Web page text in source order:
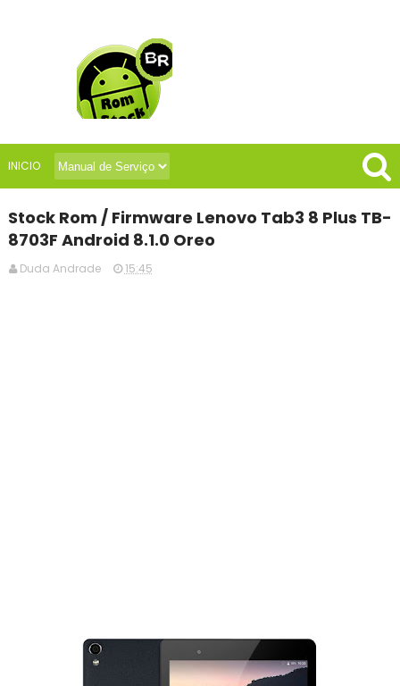
INICIO
Stock Rom / Firmware Lenovo Tab3 8 Plus TB-
8703F Android 8.1.0 Oreo
Duda Andrade 15:45